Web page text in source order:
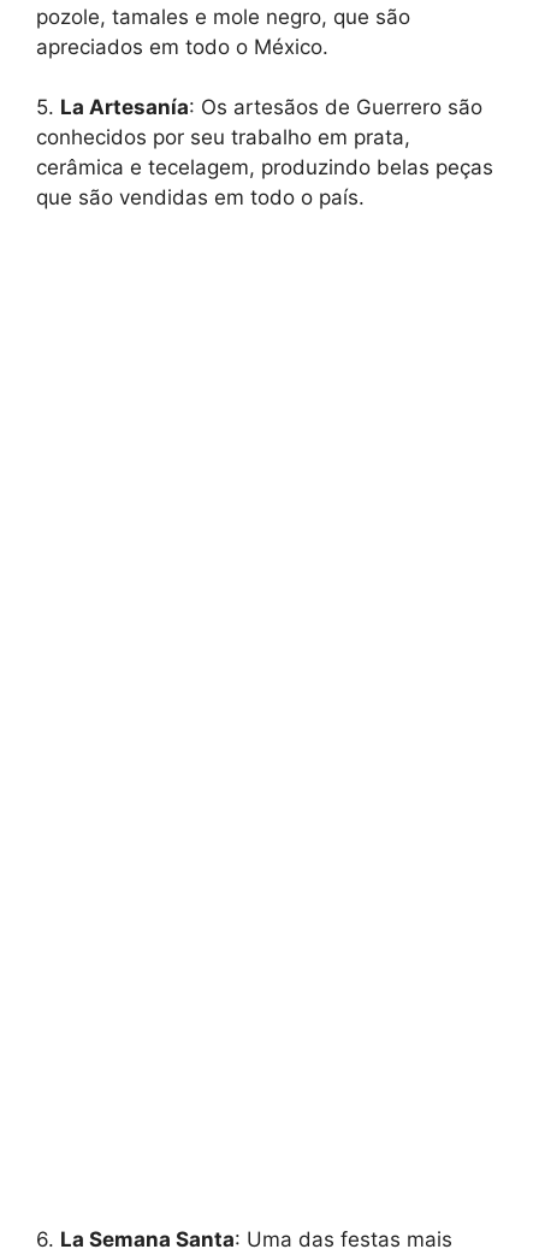
pozole, tamales e mole negro, que são
apreciados em todo o México.
5. La Artesanía: Os artesãos de Guerrero são
conhecidos por seu trabalho em prata,
cerâmica e tecelagem, produzindo belas peças
que são vendidas em todo o país.
6. La Semana Santa: Uma das festas mais